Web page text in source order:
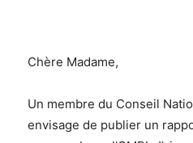
Chère Madame,
Un membre du Conseil
envisage de publier un